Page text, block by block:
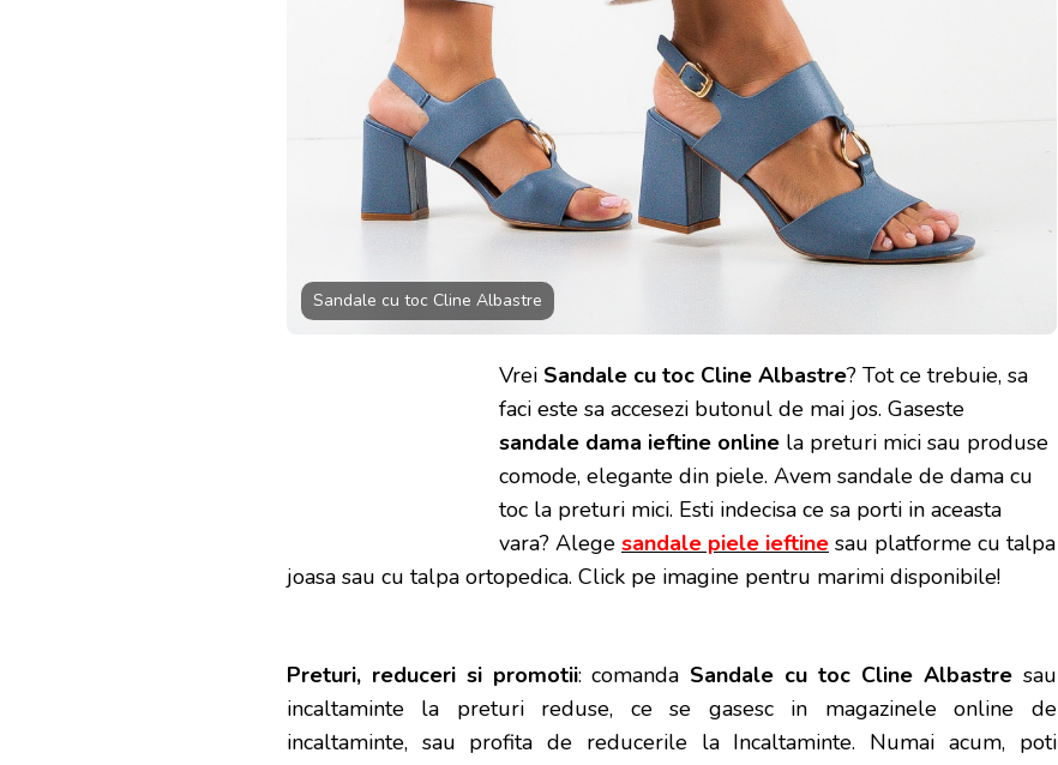
Sandale cu toc Cline Albastre
Vrei Sandale cu toc Cline Albastre? Tot ce trebuie, sa
faci este sa accesezi butonul de mai jos. Gaseste
sandale dama ieftine online la preturi mici sau produse
comode, elegante din piele. Avem sandale de dama cu
toc la preturi mici. Esti indecisa ce sa porti in aceasta
vara? Alege sandale piele ieftine sau platforme cu talpa
joasa sau cu talpa ortopedica. Click pe imagine pentru marimi disponibile!
Preturi, reduceri si promotii: comanda Sandale cu toc Cline Albastresau
incaltaminte la preturi reduse, ce se gasesc in magazinele online de
incaltaminte, sau profita de reducerile la Incaltaminte. Numai acum, poti